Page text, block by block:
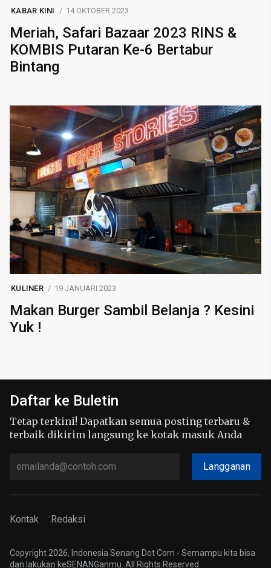
KABAR KINI 14 OKTOBER 2023
Meriah, Safari Bazaar 2023 RINS &
KOMBIS Putaran Ke-6 Bertabur
Bintang
KULINER 19 JANUARI 2023
Makan Burger Sambil Belanja ? Kesini
Yuk !
Daftar ke Buletin
Tetap terkini! Dapatkan semua posting terbaru &
terbaik dikirim langsung ke kotak masuk Anda
Langganan
Kontak Redaksi
Copyright 2026, Indonesia Senang Dot Com - Semampu kita bisa
dan lakukan keSENANGanmu. All Rights Reserved.